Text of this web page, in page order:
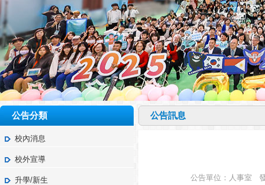
公告分類
校內消息
校外宣導
升學/新生
公告訊息
公告單位：人事室